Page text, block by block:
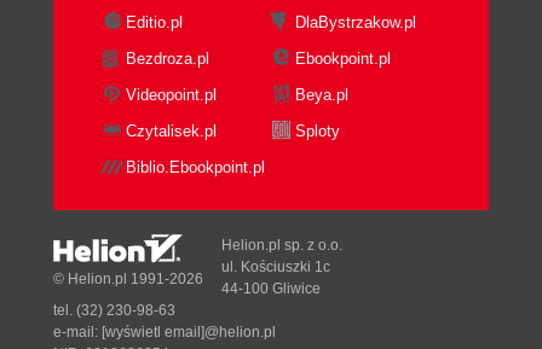
Editio.pl
DlaBystrzakow.pl
Bezdroza.pl
Ebookpoint.pl
Videopoint.pl
Beya.pl
Czytalisek.pl
Sploty
Biblio.Ebookpoint.pl
© Helion.pl 1991-2026
Helion.pl sp. z o.o.
ul. Kościuszki 1c
44-100 Gliwice
tel. (32) 230-98-63
e-mail: [wyświetl email]@helion.pl